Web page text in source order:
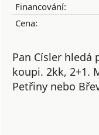
Financování:
Cena:
Pan Císler hledá
koupi. 2kk, 2+1.
Petřiny nebo